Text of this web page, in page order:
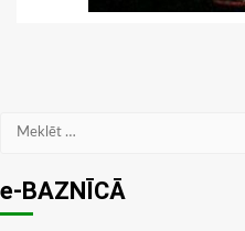
Meklēt:
e-BAZNĪCĀ